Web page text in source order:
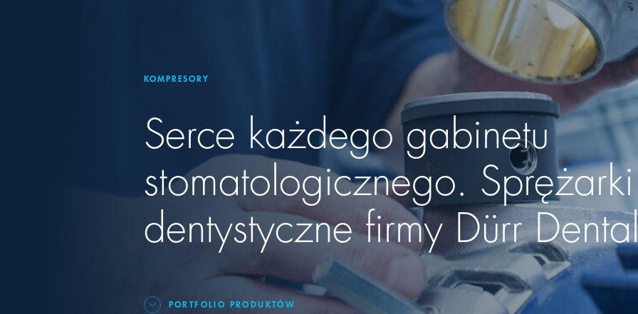
KOMPRESORY
Serce każdego gabinetu
stomatologicznego. Sprężarki
dentystyczne firmyDürr
PORTFOLIO PRODUKTÓW